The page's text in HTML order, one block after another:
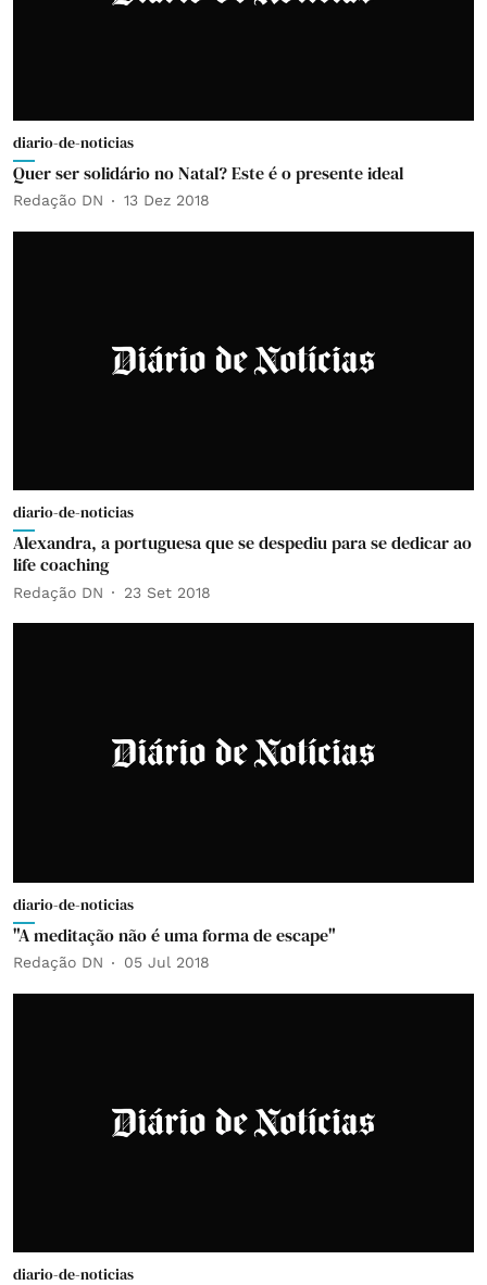
diario-de-noticias
Quer ser solidário no Natal? Este é o presente ideal
Redação DN 13 Dez 2018
diario-de-noticias
Alexandra, a portuguesa que se despediu para se dedicar ao
life coaching
Redação DN 23 Set 2018
diario-de-noticias
"A meditação não é uma forma de escape"
Redação DN 05 Jul 2018
diario-de-noticias